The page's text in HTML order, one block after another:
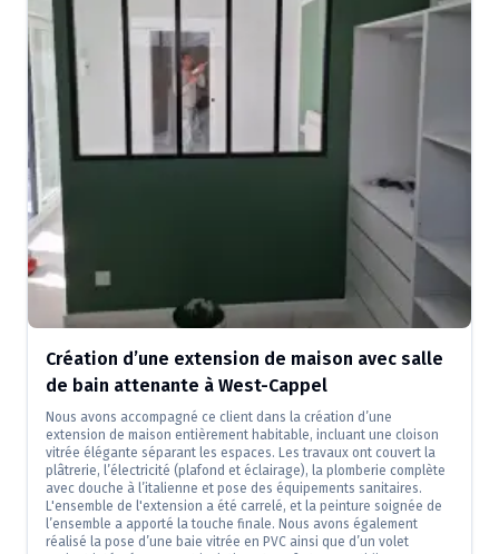
Création d’une extension de maison avec salle
de bain attenante à West-Cappel
Nous avons accompagné ce client dans la création d’une
extension de maison entièrement habitable, incluant une cloison
vitrée élégante séparant les espaces. Les travaux ont couvert la
plâtrerie, l’électricité (plafond et éclairage), la plomberie complète
avec douche à l’italienne et pose des équipements sanitaires.
L'ensemble de l'extension a été carrelé, et la peinture soignée de
l’ensemble a apporté la touche finale. Nous avons également
réalisé la pose d’une baie vitrée en PVC ainsi que d’un volet